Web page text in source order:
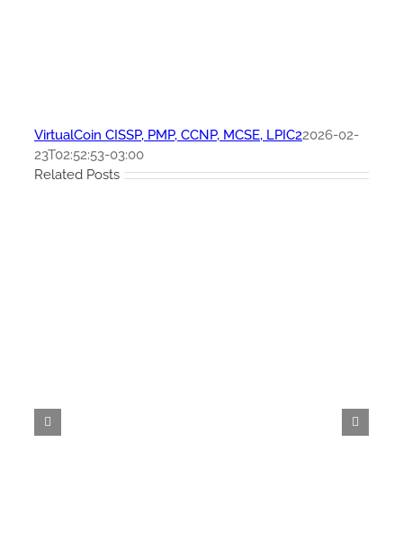
VirtualCoin CISSP, PMP, CCNP, MCSE, LPIC22026-02-
23T02:52:53-03:00
Related Posts